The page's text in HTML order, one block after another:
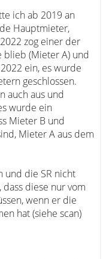
ich ab 2019 an
Hauptmieter,
zog einer der
blieb (Mieter A) und
ein, es wurde
geschlossen.
auch aus und
wurde ein
Mieter B und
Mieter A aus dem
und die SR nicht
diese nur vom
wenn er die
hat (siehe scan)